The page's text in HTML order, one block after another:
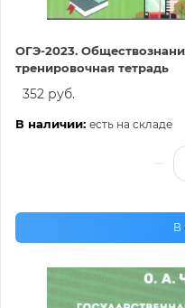
ОГЭ-2023.
тренировочная тетрадь
352 руб.
В наличии: есть на складе
В